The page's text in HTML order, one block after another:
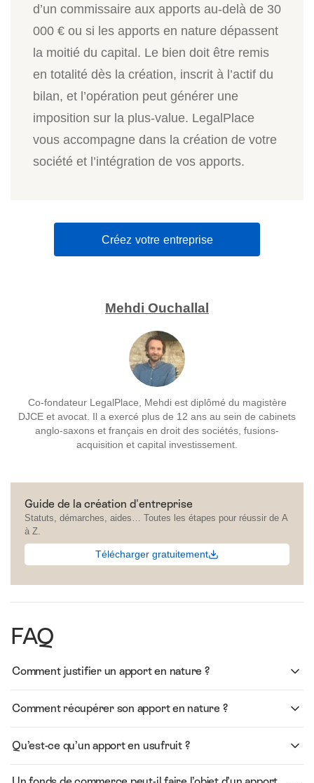
d’un commissaire aux apports au-delà de 30
000 € ou si les apports en nature dépassent
la moitié du capital. Le bien doit être remis
en totalité dès la création, inscrit à l’actif du
bilan, et l’opération peut générer une
imposition sur la plus-value. LegalPlace
vous accompagne dans la création de votre
société et l’intégration de vos apports.
Créez votre entreprise
Mehdi Ouchallal
Co-fondateur LegalPlace, Mehdi est diplômé du magistère
DJCE et avocat. Il a exercé plus de 12 ans au sein de cabinets
anglo-saxons et français en droit des sociétés, fusions-
acquisition et capital investissement.
Guide de la création d'entreprise
Statuts, démarches, aides… Toutes les étapes pour réussir de A
à Z.
Télécharger gratuitement
FAQ
Comment justifier un apport en nature ?
Comment récupérer son apport en nature ?
Qu’est-ce qu’un apport en usufruit ?